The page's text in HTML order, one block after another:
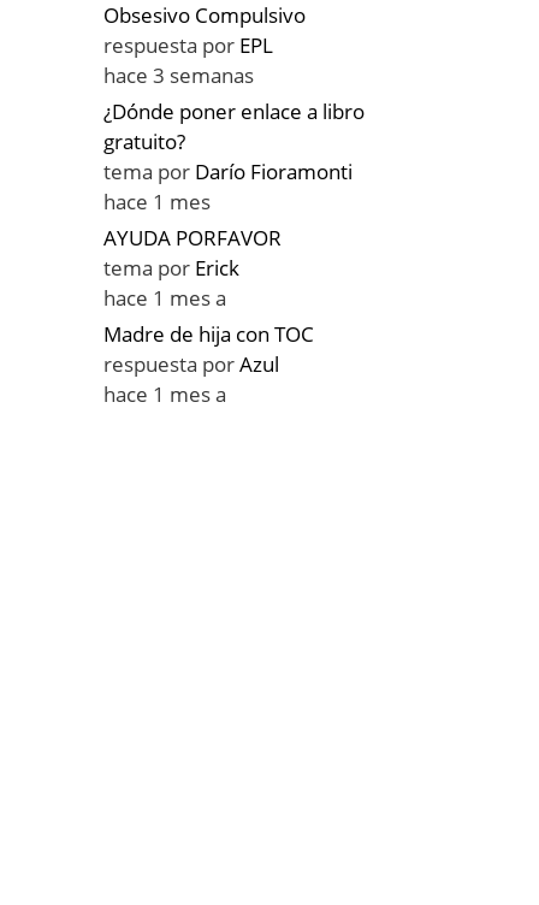
Obsesivo Compulsivo
respuesta por EPL
hace 3 semanas
¿Dónde poner enlace a libro
gratuito?
tema por Darío Fioramonti
hace 1 mes
AYUDA PORFAVOR
tema por Erick
hace 1 mes a
Madre de hija con TOC
respuesta porAzul
hace 1 mes a